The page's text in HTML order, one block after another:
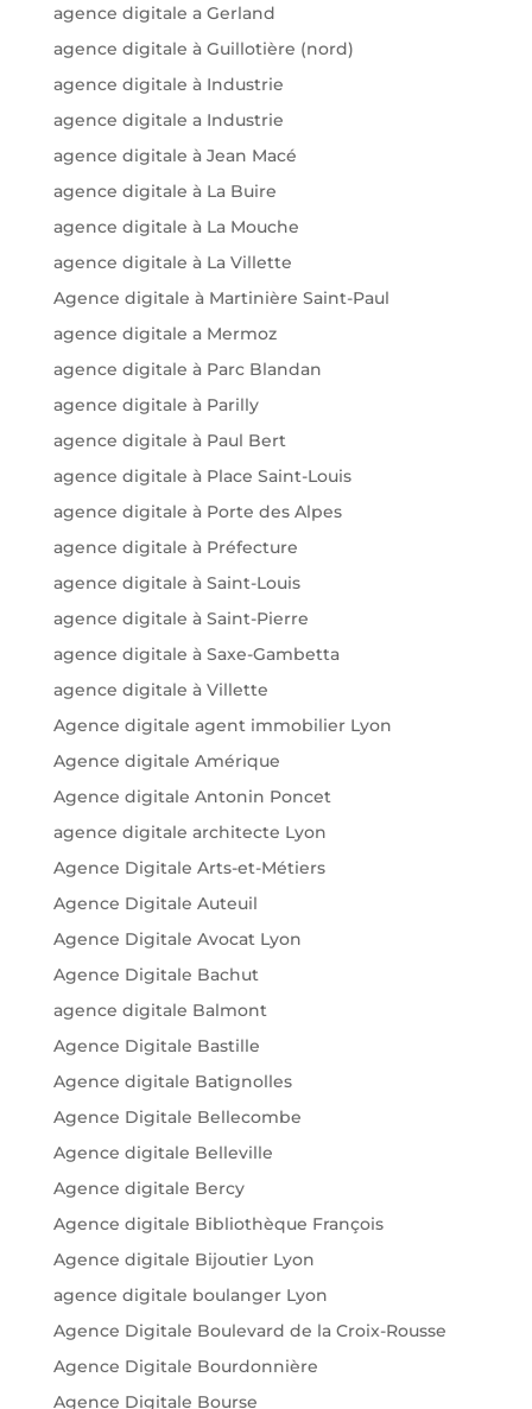
agence digitale a Gerland
agence digitale à Guillotière (nord)
agence digitale à Industrie
agence digitale a Industrie
agence digitale à Jean Macé
agence digitale à La Buire
agence digitale à La Mouche
agence digitale à La Villette
Agence digitale à Martinière Saint-Paul
agence digitale a Mermoz
agence digitale à Parc Blandan
agence digitale à Parilly
agence digitale à Paul Bert
agence digitale à Place Saint-Louis
agence digitale à Porte des Alpes
agence digitale à Préfecture
agence digitale à Saint-Louis
agence digitale à Saint-Pierre
agence digitale à Saxe-Gambetta
agence digitale à Villette
Agence digitale agent immobilier Lyon
Agence digitale Amérique
Agence digitale Antonin Poncet
agence digitale architecte Lyon
Agence Digitale Arts-et-Métiers
Agence Digitale Auteuil
Agence Digitale Avocat Lyon
Agence Digitale Bachut
agence digitale Balmont
Agence Digitale Bastille
Agence digitale Batignolles
Agence Digitale Bellecombe
Agence digitale Belleville
Agence digitale Bercy
Agence digitale Bibliothèque François
Agence digitale Bijoutier Lyon
agence digitale boulanger Lyon
Agence Digitale Boulevard de la Croix-Rousse
Agence Digitale Bourdonnière
Agence Digitale Bourse